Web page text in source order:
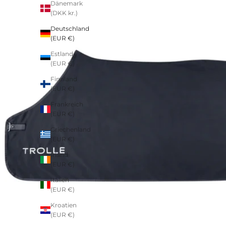
Dänemark
(DKK kr.)
Deutschland
(EUR €)
Estland
(EUR €)
Finnland
(EUR €)
Frankreich
(EUR €)
Griechenland
(EUR €)
Irland
Italien
(EUR €)
Kroatien
(EUR €)